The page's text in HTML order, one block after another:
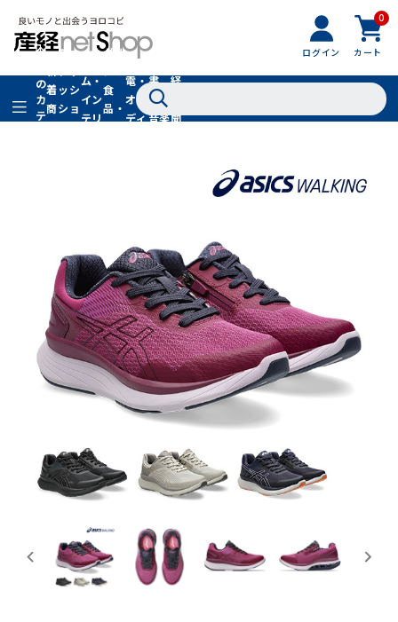
ログイン
0
カート
全
の
カ
テ
着
商
品
フ
ッ
シ
ョ
フ
ァ
シ
ョ
ン
ム・
イン
テリ
グル
食
品・
ドリ
家
電・
オー
ディ
書
籍・
音楽
経
聞